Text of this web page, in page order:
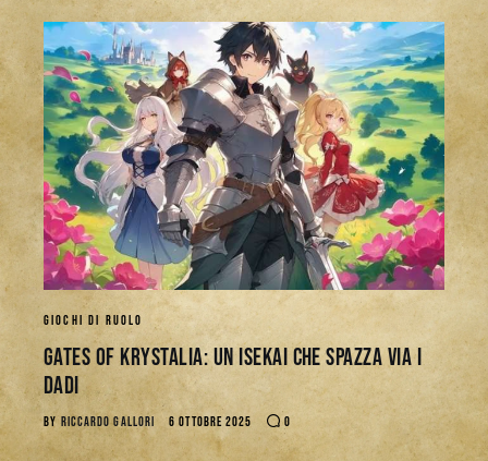
GIOCHI DI RUOLO
Gates of Krystalia: Un Isekai che spazza via i
dadi
BY RICCARDO GALLORI 6 OTTOBRE 2025 0